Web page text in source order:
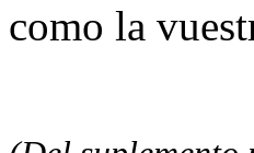
como la